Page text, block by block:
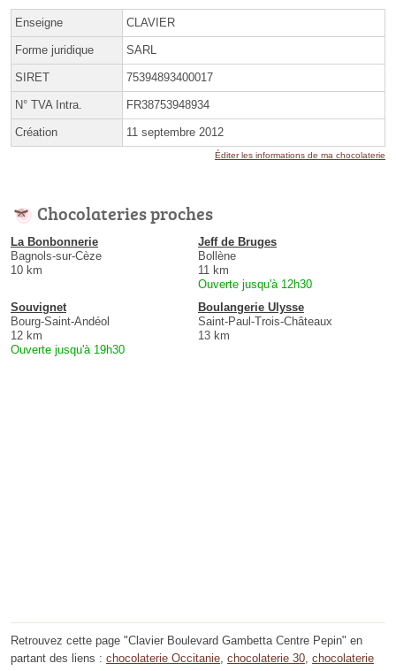
Enseigne CLAVIER
Forme juridique SARL
SIRET 75394893400017
N° TVA Intra. FR38753948934
Création 11 septembre 2012
Éditer les informations de ma chocolaterie
Chocolateries proches
La Bonbonnerie
Bagnols-sur-Cèze
10 km
Jeff de Bruges
Bollène
11 km
Ouverte jusqu'à 12h30
Souvignet
Bourg-Saint-Andéol
12 km
Ouverte jusqu'à 19h30
Boulangerie Ulysse
Saint-Paul-Trois-Châteaux
13 km
Retrouvez cette page "Clavier Boulevard Gambetta Centre Pepin" en
partant des liens : chocolaterie Occitanie chocolaterie 30 chocolaterie